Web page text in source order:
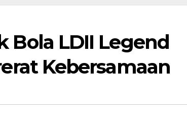
Bola LDII Legend
Kebersamaan